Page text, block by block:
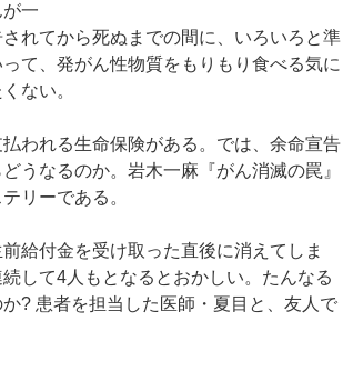
一
れてから死ぬまでの間に、いろいろと準
て、発がん性物質をもりもり食べる気に
ない。
われる生命保険がある。では、余命宣告
うなるのか。岩木一麻『がん消滅の罠』
リーである。
給付金を受け取った直後に消えてしま
して4人もとなるとおかしい。たんなる
? 患者を担当した医師・夏目と、友人で